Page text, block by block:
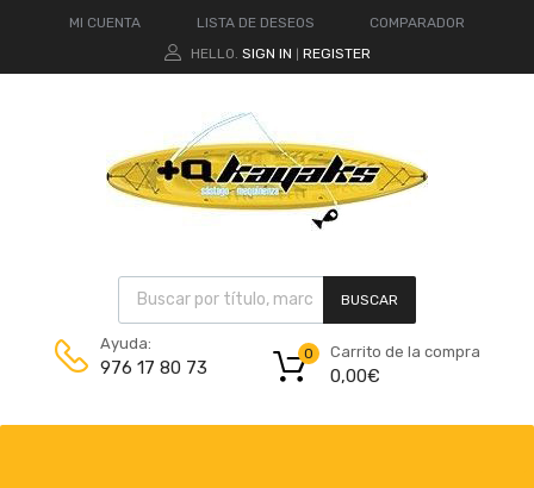
MI CUENTA LISTA DE DESEOS
COMPARADOR
HELLO. SIGN IN REGISTER
BUSCAR
Ayuda:
976 17 80 73
Carrito de la compra
0,00€
0